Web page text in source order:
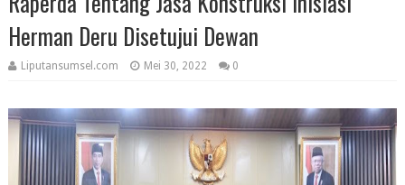
Herman Deru Disetujui Dewan
Liputansumsel.com Mei 30, 2022 0